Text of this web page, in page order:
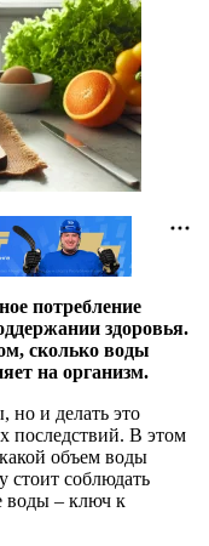
потребление
здоровья.
сколько воды
на организм.
но и делать это
последствий. В этом
объем воды
стоит соблюдать
воды – ключ к